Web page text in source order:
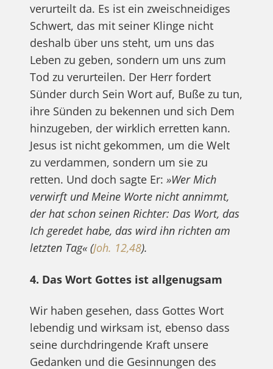
verurteilt da. Es ist ein zweischneidiges
Schwert, das mit seiner Klinge nicht
deshalb über uns steht, um uns das
Leben zu geben, sondern um uns zum
Tod zu verurteilen. Der Herr fordert
Sünder durch Sein Wort auf, Buße zu tun,
ihre Sünden zu bekennen und sich Dem
hinzugeben, der wirklich erretten kann.
Jesus ist nicht gekommen, um die Welt
zu verdammen, sondern um sie zu
retten. Und doch sagte Er: »Wer Mich
verwirft und Meine Worte nicht annimmt,
der hat schon seinen Richter: Das Wort, das
Ich geredet habe, das wird ihn richten am
letzten Tag« (Joh. 12,48).
4. Das Wort Gottes ist allgenugsam
Wir haben gesehen, dass Gottes Wort
lebendig und wirksam ist, ebenso dass
seine durchdringende Kraft unsere
Gedanken und die Gesinnungen des